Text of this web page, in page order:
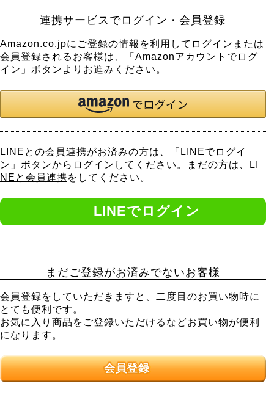
連携サービスでログイン・会員登録
Amazon.co.jpにご登録の情報を利用してログインまたは
会員登録されるお客様は、「Amazonアカウントでログ
イン」ボタンよりお進みください。
LINEとの会員連携がお済みの方は、「LINEでログイ
ン」ボタンからログインしてください。まだの方は、
LI
NEと会員連携をしてください。
まだご登録がお済みでないお客様
会員登録をしていただきますと、二度目のお買い物時に
とても便利です。
お気に入り商品をご登録いただけるなどお買い物が便利
になります。
会員登録